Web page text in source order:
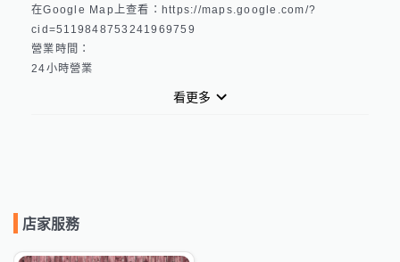
在Google Map上查看：https://maps.google.com/?
cid=5119848753241969759
營業時間：
看更多
店家服務